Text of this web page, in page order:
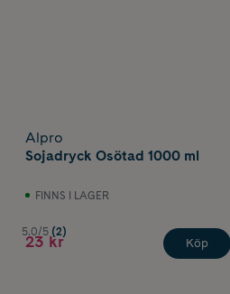
Alpro
Sojadryck Osötad 1000 ml
FINNS I LAGER
5.0/5 (2)
23 kr Köp